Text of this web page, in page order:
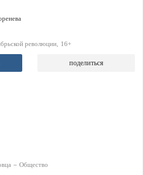
революции 16+
поделиться
Общество